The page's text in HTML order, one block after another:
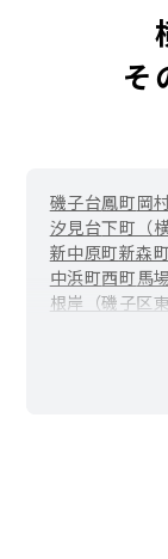
そ
磯子台鳳町岡
汐見台下町（
新中原町新森町
中浜町西町馬
根岸（磯子区東